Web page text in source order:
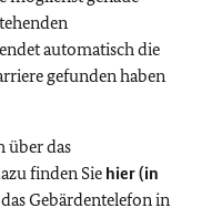
automatisch die
gefunden haben
über das
finden Sie hier (in
Gebärdentelefon in